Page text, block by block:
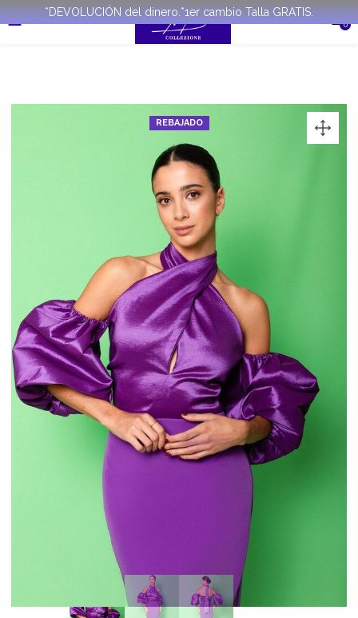
*DEVOLUCIÓN del dinero.*1er cambio Talla GRATIS.
0
REBAJADO